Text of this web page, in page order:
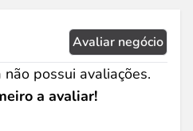
Avaliar negócio
possui avaliações.
a avaliar!